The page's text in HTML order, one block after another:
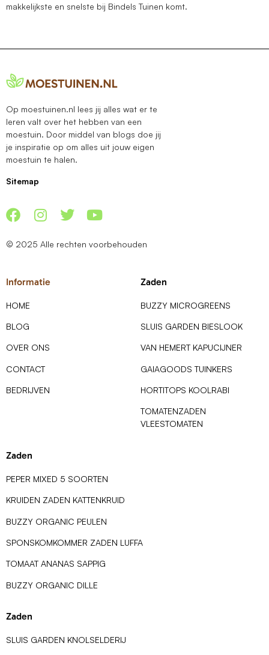
makkelijkste en snelste bij Bindels Tuinen komt.
Op moestuinen.nl lees jij alles wat er te
leren valt over het hebben van een
moestuin. Door middel van blogs doe jij
je inspiratie op om alles uit jouw eigen
moestuin te halen.
Sitemap
© 2025 Alle rechten voorbehouden
Informatie
HOME
BLOG
OVER ONS
CONTACT
BEDRIJVEN
Zaden
BUZZY MICROGREENS
SLUIS GARDEN BIESLOOK
VAN HEMERT KAPUCIJNER
GAIAGOODS TUINKERS
HORTITOPS KOOLRABI
TOMATENZADEN
VLEESTOMATEN
Zaden
PEPER MIXED 5 SOORTEN
KRUIDEN ZADEN KATTENKRUID
BUZZY ORGANIC PEULEN
SPONSKOMKOMMER ZADEN LUFFA
TOMAAT ANANAS SAPPIG
BUZZY ORGANIC DILLE
Zaden
SLUIS GARDEN KNOLSELDERIJ